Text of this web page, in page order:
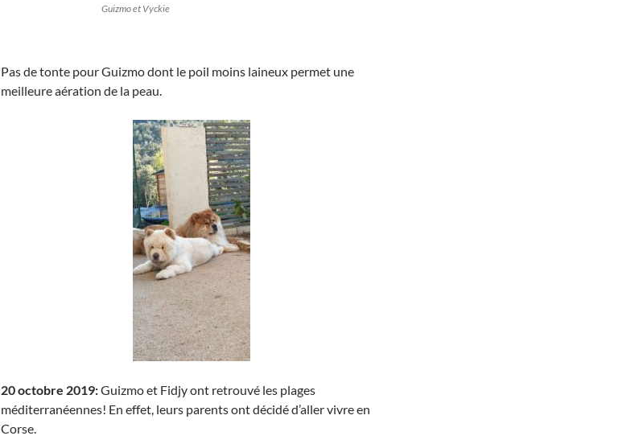
Guizmo et Vyckie
Pas de tonte pour Guizmo dont le poil moins laineux permet une
meilleure aération de la peau.
20 octobre 2019:Guizmo et Fidjy ont retrouvé les plages
méditerranéennes! En effet, leurs parents ont décidé d’aller vivre en
Corse.